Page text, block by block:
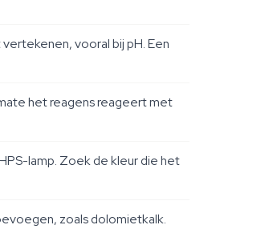
vooral bij pH. Een
het reagens reageert met
lamp. Zoek de kleur die het
zoals dolomietkalk.